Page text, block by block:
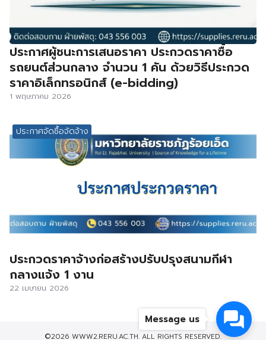
ประกาศผู้ชนะการเสนอราคา ประกวดราคาซื้อ
รถยนต์ส่วนกลาง จำนวน 1 คัน ด้วยวิธีประกวด
ราคาอิเล็กทรอนิกส์ (e-bidding)
1 พฤษภาคม 2026
ประกาศจัดซื้อจัดจ้าง
ประกวดราคาจ้างก่อสร้างปรับปรุงสนามกีฬา
กลางแจ้ง 1 งาน
22 เมษายน 2026
©2026 WWW2.RERU.AC.TH. ALL RIGHTS RESERVED.
Message us